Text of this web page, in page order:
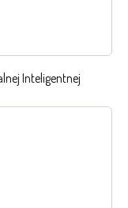
Inteligentnej